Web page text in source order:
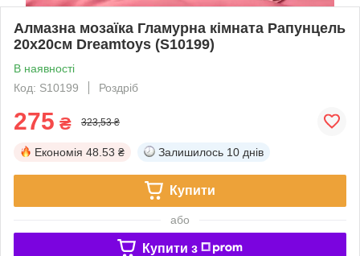
Алмазна мозаїка Гламурна кімната Рапунцель
20x20см Dreamtoys (S10199)
В наявності
Код: S10199
Роздріб
275 ₴ 323,53 ₴
Економія 48.53 ₴ Залишилось 10 днів
Купити
або
Купити з